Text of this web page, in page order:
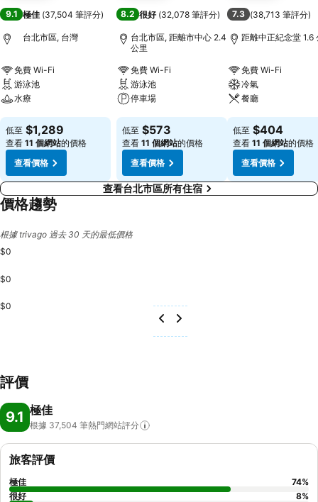
9.1 極佳 (37,504 筆評分)
台北市區, 台灣
免費 Wi-Fi
游泳池
水療
查看價格
低至 $1,289
查看 11 個網站的價格
查看價格
8.2 很好 (32,078 筆評分)
台北市區, 距離市中心 2.4
公里
免費 Wi-Fi
游泳池
停車場
查看價格
低至 $573
查看 11 個網站的價格
查看價格
7.3 (38,713 筆評分)
距離中正紀念堂 1.6
免費 Wi-Fi
冷氣
餐廳
查看價格
低至 $404
查看 11 個網站的價格
查看價格
查看台北市區所有住宿
價格趨勢
根據 trivago 過去 30 天的最低價格
$0
$0
$0
評價
9.1 極佳
根據 37,504 筆熱門網站評分
旅客評價
極佳 74%
很好
8%